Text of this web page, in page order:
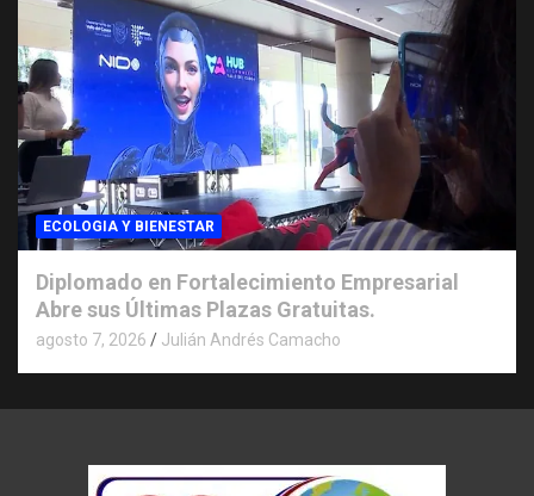
ECOLOGIA Y BIENESTAR
Diplomado en Fortalecimiento Empresarial
Abre sus Últimas Plazas Gratuitas.
agosto 7, 2026 Julián Andrés Camacho